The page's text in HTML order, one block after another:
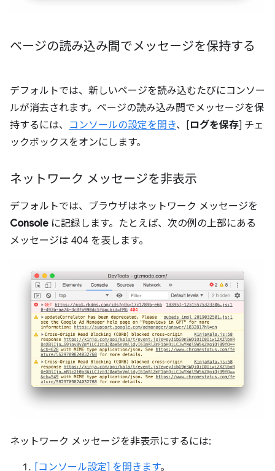
ページの読み込み間でメッセージを保持する
デフォルトでは、新しいページを読み込むたびにコンソー
ルが消去されます。ページの読み込み間でメッセージを保
持するには、 コンソールの設定を開き、[ログを保存] チェ
ックボックスをオンにします。
ネットワーク メッセージを非表示
デフォルトでは、ブラウザはネットワーク メッセージを
Console に記録します。たとえば、次の例の上部にある
メッセージは 404 を表します。
ネットワーク メッセージを非表示にするには:
[コンソール設定] を開きます。